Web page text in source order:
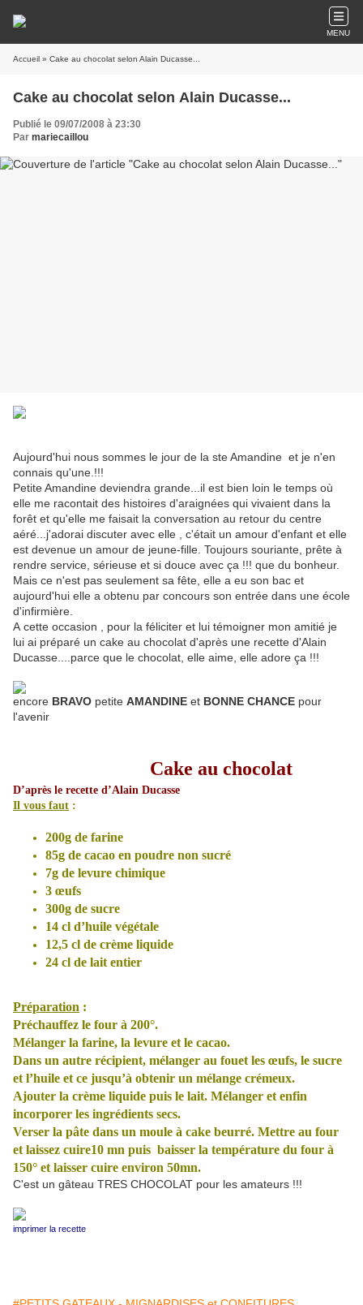
MENU
Accueil » Cake au chocolat selon Alain Ducasse...
Cake au chocolat selon Alain Ducasse...
Publié le 09/07/2008 à 23:30
Par mariecaillou
Aujourd'hui nous sommes le jour de la ste Amandine et je n'en
connais qu'une.!!!
Petite Amandine deviendra grande...il est bien loin le temps où
elle me racontait des histoires d'araignées qui vivaient dans la
forêt et qu'elle me faisait la conversation au retour du centre
aéré...j'adorai discuter avec elle , c'était un amour d'enfant et elle
est devenue un amour de jeune-fille. Toujours souriante, prête à
rendre service, sérieuse et si douce avec ça !!! que du bonheur.
Mais ce n'est pas seulement sa fête, elle a eu son bac et
aujourd'hui elle a obtenu par concours son entrée dans une école
d'infirmière.
A cette occasion , pour la féliciter et lui témoigner mon amitié je
lui ai préparé un cake au chocolat d'après une recette d'Alain
Ducasse....parce que le chocolat, elle aime, elle adore ça !!!
encore BRAVO petite AMANDINE et BONNE CHANCE pour
l'avenir
Cake au chocolat
D’après le recette d’Alain Ducasse
Il vous faut :
200g de farine
85g de cacao en poudre non sucré
7g de levure chimique
3 œufs
300g de sucre
14 cl d’huile végétale
12,5 cl de crème liquide
24 cl de lait entier
Préparation :
Préchauffez le four à 200°.
Mélanger la farine, la levure et le cacao.
Dans un autre récipient, mélanger au fouet les œufs, le sucre
et l’huile et ce jusqu’à obtenir un mélange crémeux.
Ajouter la crème liquide puis le lait. Mélanger et enfin
incorporer les ingrédients secs.
Verser la pâte dans un moule à cake beurré. Mettre au four
et laissez cuire10 mn puis baisser la température du four à
150° et laisser cuire environ 50mn.
C'est un gâteau TRES CHOCOLAT pour les amateurs !!!
imprimer la recette